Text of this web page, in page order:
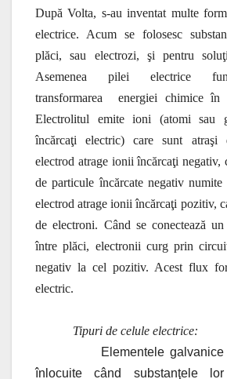
După Volta, s-au inventat multe
electrice. Acum se folosesc
plăci, sau electrozi, şi pentru
Asemenea pilei electrice
transformarea energiei chimice în
Electrolitul emite ioni (atomi sau
încărcaţi electric) care sunt atraşi
electrod atrage ionii încărcaţi negativ,
de particule încărcate negativ
electrod atrage ionii încărcaţi pozitiv,
de electroni. Când se conectează
între plăci, electronii curg prin
negativ la cel pozitiv. Acest flux
electric.
Tipuri de celule electrice:
Elementele
înlocuite când substanţele